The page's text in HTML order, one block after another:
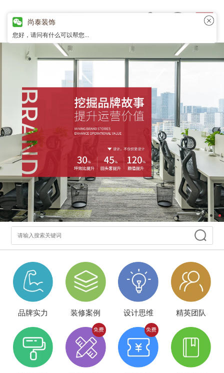
品牌实力 装修案例 设计思维 精英团队
尚泰装饰
您好，请问有什么可以帮您...